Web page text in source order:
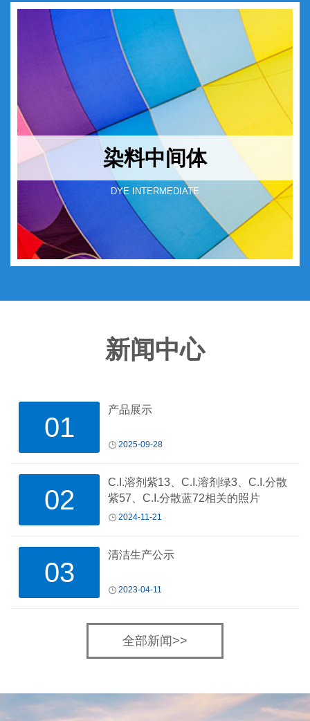
染料中间体
DYE INTERMEDIATE
新闻中心
01
产品展示
2025-09-28
02
C.I.溶剂紫13、C.I.溶剂绿3、C.I.分散
紫57、C.I.分散蓝72相关的照片
2024-11-21
03
清洁生产公示
2023-04-11
全部新闻>>